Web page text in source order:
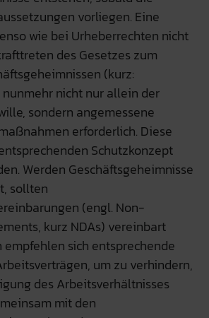
vorliegen. Eine
wie bei Urheberrechten nicht
des Gesetzes zum
(kurz:
nunmehr nicht nur allein der
sondern angemessene
erforderlich. Diese
Schutzkonzept
Werden Geschäftsgeheimnisse
sollten
(engl. Non-
kurz NDAs) vereinbart
empfehlen sich entsprechende
um zu verhindern,
des Arbeitsverhältnisses
mit den